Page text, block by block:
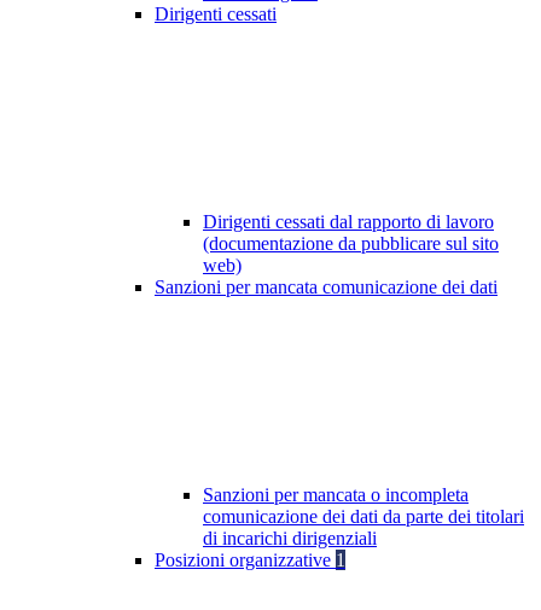
Dirigenti cessati
Dirigenti cessati dal rapporto di lavoro
(documentazione da pubblicare sul sito
web)
Sanzioni per mancata comunicazione dei dati
Sanzioni per mancata o incompleta
comunicazione dei dati da parte dei titolari
di incarichi dirigenziali
Posizioni organizzative 1